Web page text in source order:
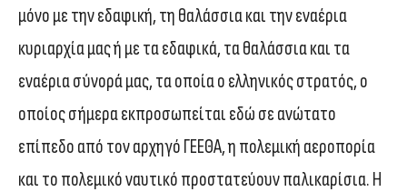
μόνο με την εδαφική, τη θαλάσσια και την εναέρια
κυριαρχία μας ή με τα εδαφικά, τα θαλάσσια και τα
εναέρια σύνορά μας, τα οποία ο ελληνικός στρατός, ο
οποίος σήμερα εκπροσωπείται εδώ σε ανώτατο
επίπεδο από τον αρχηγό ΓΕΕΘΑ, η πολεμική αεροπορία
και το πολεμικό ναυτικό προστατεύουν παλικαρίσια. Η